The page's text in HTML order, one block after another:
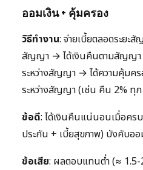
ออมเงิน + คุ้มครอง
วิธีทำงาน: จ่ายเบี้ยตลอดระยะ
สัญญา → ได้เงินคืนตามสัญญา
ระหว่างสัญญา → ได้ความคุ้มค
ระหว่างสัญญา (เช่น คืน 2% ทุ
ข้อดี: ได้เงินคืนแน่นอนเมื่อค
ประกัน + เบี้ยสุขภาพ) บังคับออ
ข้อเสีย: ผลตอบแทนต่ำ (≈